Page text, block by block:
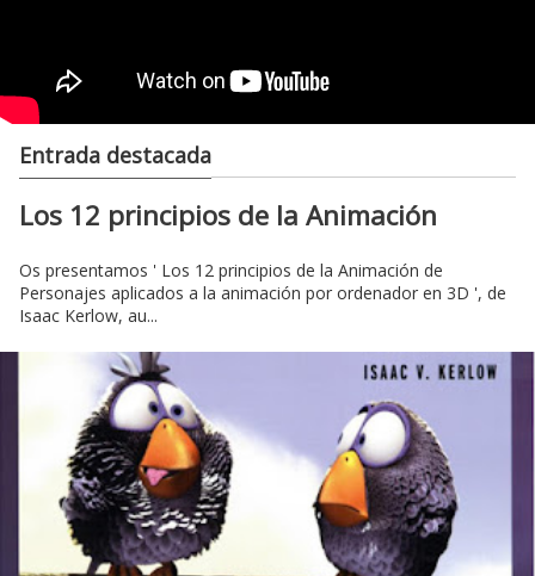
Entrada destacada
Los 12 principios de la Animación
Os presentamos ' Los 12 principios de la Animación de
Personajes aplicados a la animación por ordenador en 3D ', de
Isaac Kerlow, au...